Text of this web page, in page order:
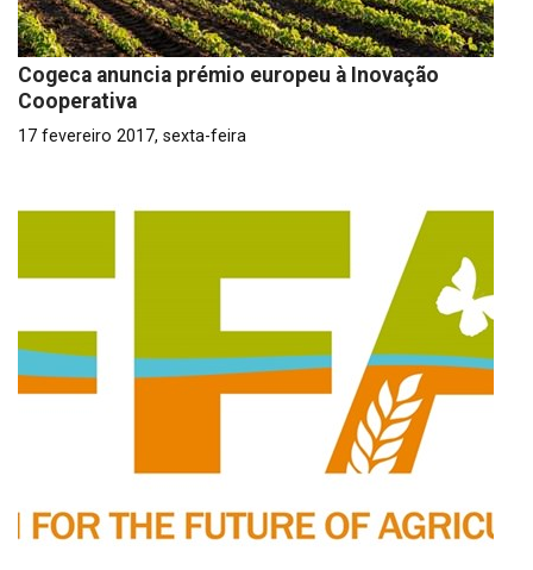
Cogeca anuncia prémio europeu à Inovação
Cooperativa
17 fevereiro 2017, sexta-feira